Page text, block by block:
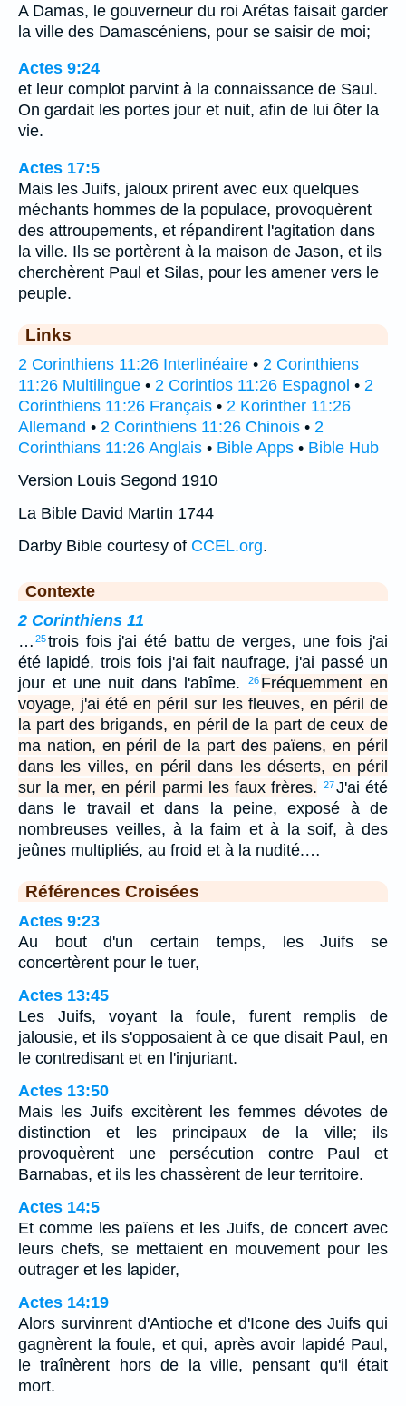
A Damas, le gouverneur du roi Arétas faisait garder
la ville des Damascéniens, pour se saisir de moi;
Actes 9:24
et leur complot parvint à la connaissance de Saul.
On gardait les portes jour et nuit, afin de lui ôter la
vie.
Actes 17:5
Mais les Juifs, jaloux prirent avec eux quelques
méchants hommes de la populace, provoquèrent
des attroupements, et répandirent l'agitation dans
la ville. Ils se portèrent à la maison de Jason, et ils
cherchèrent Paul et Silas, pour les amener vers le
peuple.
Links
2 Corinthiens 11:26 Interlinéaire • 2 Corinthiens
11:26 Multilingue • 2 Corintios 11:26 Espagnol • 2
Corinthiens 11:26 Français • 2 Korinther 11:26
Allemand • 2 Corinthiens 11:26 Chinois • 2
Corinthians 11:26 Anglais • Bible Apps • Bible Hub
Version Louis Segond 1910
La Bible David Martin 1744
Darby Bible courtesy of CCEL.org.
Contexte
2 Corinthiens 11
… 25trois fois j'ai été battu de verges, une fois j'ai
été lapidé, trois fois j'ai fait naufrage, j'ai passé un
jour et une nuit dans l'abîme.
26 Fréquemment en
voyage, j'ai été en péril sur les fleuves, en péril de
la part des brigands, en péril de la part de ceux de
ma nation, en péril de la part des païens, en péril
dans les villes, en péril dans les déserts, en péril
sur la mer, en péril parmi les faux frères.
27J'ai été
dans le travail et dans la peine, exposé à de
nombreuses veilles, à la faim et à la soif, à des
jeûnes multipliés, au froid et à la nudité.…
Références Croisées
Actes 9:23
Au bout d'un certain temps, les Juifs se
concertèrent pour le tuer,
Actes 13:45
Les Juifs, voyant la foule, furent remplis de
jalousie, et ils s'opposaient à ce que disait Paul, en
le contredisant et en l'injuriant.
Actes 13:50
Mais les Juifs excitèrent les femmes dévotes de
distinction et les principaux de la ville; ils
provoquèrent une persécution contre Paul et
Barnabas, et ils les chassèrent de leur territoire.
Actes 14:5
Et comme les païens et les Juifs, de concert avec
leurs chefs, se mettaient en mouvement pour les
outrager et les lapider,
Actes 14:19
Alors survinrent d'Antioche et d'Icone des Juifs qui
gagnèrent la foule, et qui, après avoir lapidé Paul,
le traînèrent hors de la ville, pensant qu'il était
mort.